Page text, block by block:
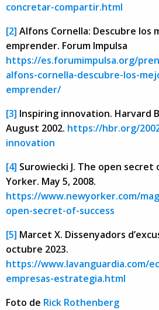
concretar-compartir.html
[2] Alfons Cornella: Descubre los
emprender. Forum Impulsa
https://es.forumimpulsa.org/
alfons-cornella-descubre-los-
emprender/
[3] Inspiring innovation. Harvard
August 2002. https://hbr.org/
innovation
[4] Surowiecki J. The open secret
Yorker. May 5, 2008.
https://www.newyorker.com/
open-secret-of-success
[5] Marcet X. Dissenyadors
octubre 2023.
https://www.lavanguardia.com/
empresas-estrategia.html
Foto de Rick Rothenberg